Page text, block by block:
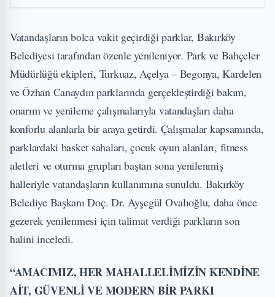
Vatandaşların bolca vakit geçirdiği parklar, Bakırköy
Belediyesi tarafından özenle yenileniyor. Park ve Bahçeler
Müdürlüğü ekipleri, Turkuaz, Açelya – Begonya, Kardelen
ve Özhan Canaydın parklarında gerçekleştirdiği bakım,
onarım ve yenileme çalışmalarıyla vatandaşları daha
konforlu alanlarla bir araya getirdi. Çalışmalar kapsamında,
parklardaki basket sahaları, çocuk oyun alanları, fitness
aletleri ve oturma grupları baştan sona yenilenmiş
halleriyle vatandaşların kullanımına sunuldu. Bakırköy
Belediye Başkanı Doç. Dr. Ayşegül Ovalıoğlu, daha önce
gezerek yenilenmesi için talimat verdiği parkların son
halini inceledi.
“AMACIMIZ, HER MAHALLELİMİZİN KENDİNE
AİT, GÜVENLİ VE MODERN BİR PARKI